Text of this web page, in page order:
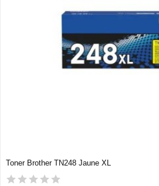
Toner Brother TN248 Jaune XL